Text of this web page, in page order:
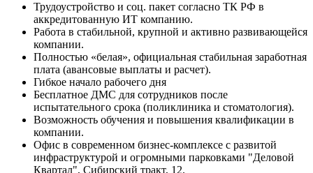
Трудоустройство и соц. пакет согласно ТК РФ в
аккредитованную ИТ компанию.
Работа в стабильной, крупной и активно развивающейся
компании.
Полностью «белая», официальная стабильная заработная
плата (авансовые выплаты и расчет).
Гибкое начало рабочего дня
Бесплатное ДМС для сотрудников после
испытательного срока (поликлиника и стоматология).
Возможность обучения и повышения квалификации в
компании.
Офис в современном бизнес-комплексе с развитой
инфраструктурой и огромными парковками "Деловой
Квартал", Сибирский тракт, 12.